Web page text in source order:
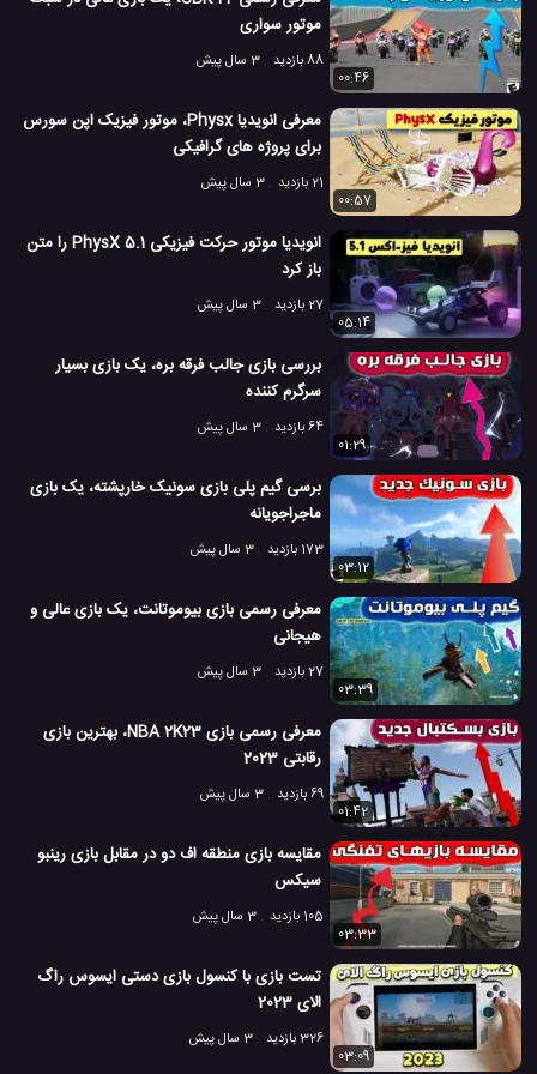
موتور سواری
88 بازدید
3 سال پیش
00:46
معرفی انویدیا Physx، موتور فیزیک اپن سورس
برای پروژه های گرافیکی
21 بازدید
3 سال پیش
00:57
انویدیا موتور حرکت فیزیکی PhysX 5.1 را متن
باز کرد
27 بازدید
3 سال پیش
05:14
بررسی بازی جالب فرقه بره، یک بازی بسیار
سرگرم کننده
64 بازدید
3 سال پیش
01:29
برسی گیم پلی بازی سونیک خارپشته، یک بازی
ماجراجویانه
173 بازدید
3 سال پیش
03:12
معرفی رسمی بازی بیوموتانت، یک بازی عالی و
هیجانی
27 بازدید
3 سال پیش
03:39
معرفی رسمی بازی NBA 2K23، بهترین بازی
رقابتی 2023
69 بازدید
3 سال پیش
01:42
مقایسه بازی منطقه اف دو در مقابل بازی رینبو
سیکس
105 بازدید
3 سال پیش
03:33
تست بازی با کنسول بازی دستی ایسوس راگ
الای 2023
326 بازدید
3 سال پیش
03:09